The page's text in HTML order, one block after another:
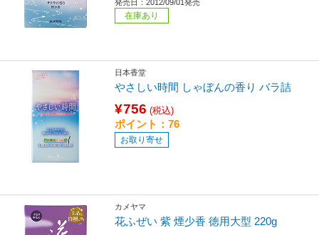
発売日：2012/09/01発売
在庫あり
日本香堂
やさしい時間 しゃぼんの香り バラ詰
¥756 (税込)
ポイント：76
お取り寄せ
カメヤマ
花ふぜい 紫 煙少香 徳用大型 220g